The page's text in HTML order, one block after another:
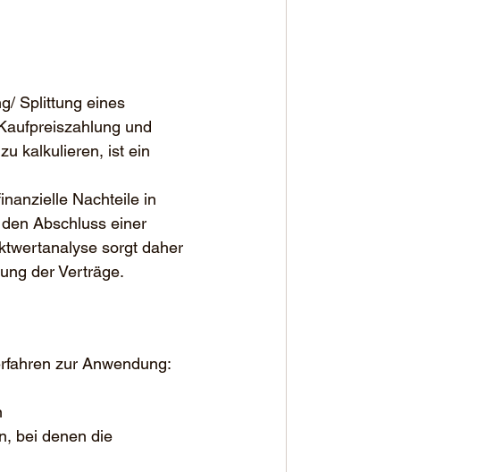
Splittung eines
und
kalkulieren, ist ein
Nachteile in
Abschluss einer
sorgt daher
der Verträge.
zur Anwendung:
bei denen die